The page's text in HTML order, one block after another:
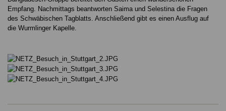
Empfang. Nachmittags beantworten Saima und Selestina die Fragen
des Schwäbischen Tagblatts. Anschließend gibt es einen Ausflug auf
die Wurmlinger Kapelle.